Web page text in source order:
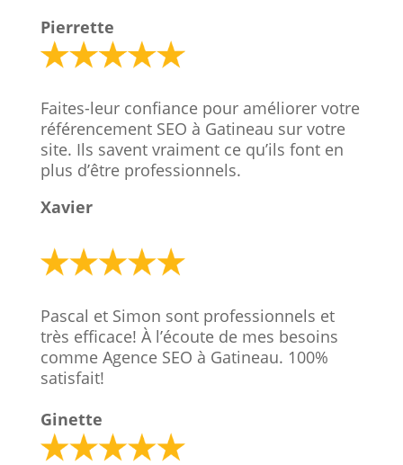
Pierrette
Faites-leur confiance pour améliorer votre
référencement SEO à Gatineau sur votre
site. Ils savent vraiment ce qu’ils font en
plus d’être professionnels.
Xavier
Pascal et Simon sont professionnels et
très efficace! À l’écoute de mes besoins
comme Agence SEO à Gatineau. 100%
satisfait!
Ginette